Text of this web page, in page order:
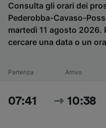
Consulta gli orari dei
Pederobba-Cavaso-
martedì 11 agosto 2026.
cercare una data o un
Partenza Arrivo
07:41 10:38